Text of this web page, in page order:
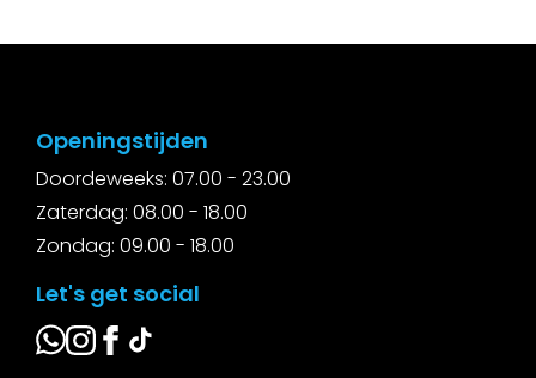
Openingstijden
Doordeweeks: 07.00 - 23.00
Zaterdag: 08.00 - 18.00
Zondag: 09.00 - 18.00
Let's get social